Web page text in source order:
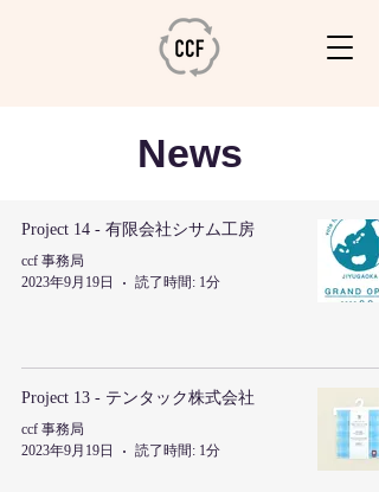
News
Project 14 - 有限会社シサム工房
ccf 事務局
2023年9月19日
読了時間: 1分
Project 13 - テンタック株式会社
ccf 事務局
2023年9月19日
読了時間: 1分